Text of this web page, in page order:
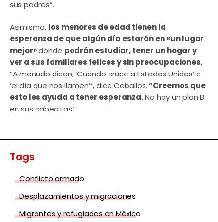
sus padres”.
Asimismo, los menores de edad tienen la
esperanza de que algún día estarán en «un lugar
mejor»donde podrán estudiar, tener un hogar y
ver a sus familiares felices y sin preocupaciones.
“A menudo dicen, ‘Cuando cruce a Estados Unidos’ o
‘el día que nos llamen’”, dice Ceballos.“Creemos que
esto les ayuda a tener esperanza.No hay un plan B
en sus cabecitas”.
Tags
Conflicto armado
Desplazamientos y migraciones
Migrantes y refugiados en México